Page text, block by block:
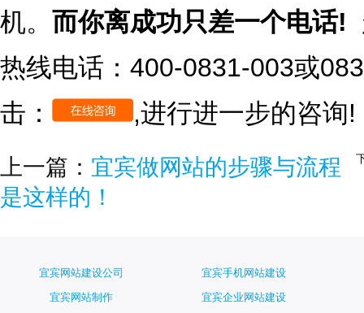
机。 而你离成功只差一个电话!
热线电话：400-0831-003或
击：
,进行进一步的咨询!
上一篇： 宜宾做网站的步骤与流程
是这样的！
宜宾网站建设公司
宜宾手机网站建设
宜宾网站制作
宜宾企业网站建设